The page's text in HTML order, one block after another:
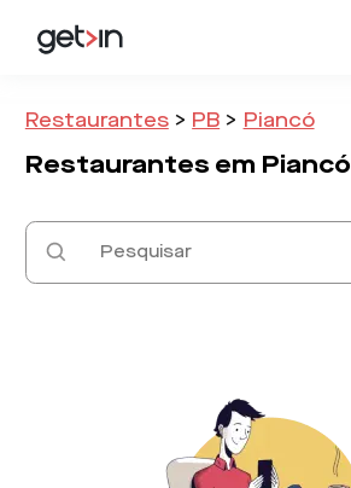
Restaurantes > PB > Piancó
Restaurantes em Piancó